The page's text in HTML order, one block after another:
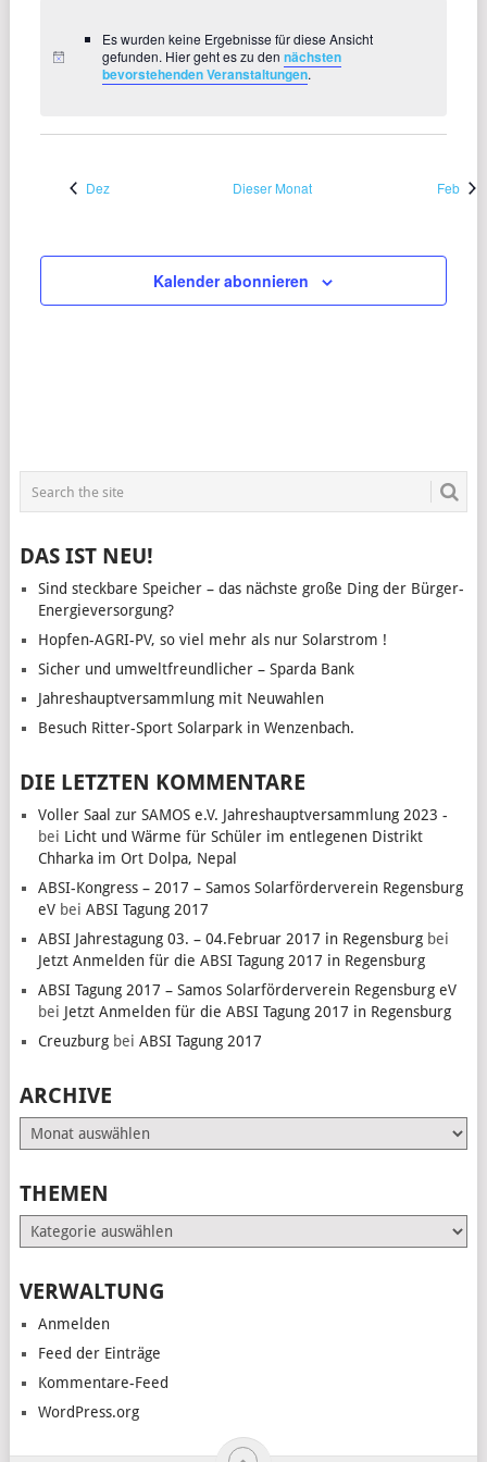
Es wurden keine Ergebnisse für diese Ansicht
gefunden. Hier geht es zu den nächsten
bevorstehenden Veranstaltungen.
Dez Dieser Monat Feb
Kalender abonnieren
DAS IST NEU!
Sind steckbare Speicher – das nächste große Ding der Bürger-
Energieversorgung?
Hopfen-AGRI-PV, so viel mehr als nur Solarstrom !
Sicher und umweltfreundlicher – Sparda Bank
Jahreshauptversammlung mit Neuwahlen
Besuch Ritter-Sport Solarpark in Wenzenbach.
DIE LETZTEN KOMMENTARE
Voller Saal zur SAMOS e.V. Jahreshauptversammlung 2023 -
bei Licht und Wärme für Schüler im entlegenen Distrikt
Chharka im Ort Dolpa, Nepal
ABSI-Kongress – 2017 – Samos Solarförderverein Regensburg
eVbei ABSI Tagung 2017
ABSI Jahrestagung 03. – 04.Februar 2017 in Regensburgbei
Jetzt Anmelden für die ABSI Tagung 2017 in Regensburg
ABSI Tagung 2017 – Samos Solarförderverein Regensburg eV
bei Jetzt Anmelden für die ABSI Tagung 2017 in Regensburg
Creuzburgbei ABSI Tagung 2017
ARCHIVE
Archive
THEMEN
Themen
VERWALTUNG
Anmelden
Feed der Einträge
Kommentare-Feed
WordPress.org